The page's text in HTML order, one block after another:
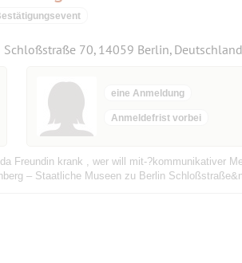
Schloßstraße 70, 14059 Berlin, Deutschland
eine Anmeldung
Anmeldefrist vorbei
Freundin krank , wer will mit-?kommunikativer
– Staatliche Museen zu Berlin